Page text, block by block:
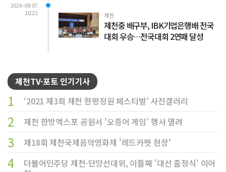
2026-08-07
10:22
제천
제천중 배구부, IBK기업은행배 전국
대회 우승…전국대회 2연패 달성
제천TV·포토 인기기사
1 ‘2021 제3회 제천 한평정원 페스티벌’ 사진갤러리
2 제천 한방엑스포 공원서 '오증어 게임' 행사 열려
3 제18회 제천국제음악영화제 '레드카펫 현장'
4
더불어민주당 제천·단양선대위, 이틀째 '대선 출정식' 이어